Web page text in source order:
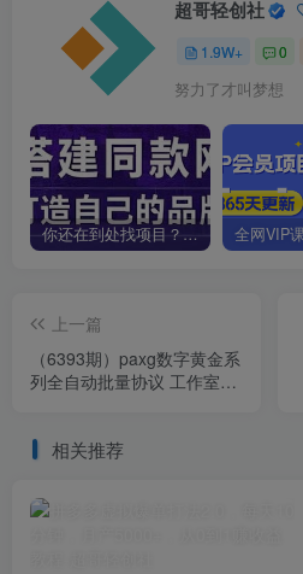
超哥轻创社
1.9W+ 0
努力了才叫梦想
你还在到处找项目？还在当韭菜？我靠卖项目一个月收入5万+，曾经我也是个失败者。
上一篇
（6393期）paxg数字黄金系
列全自动批量协议 工作室偷
相关推荐